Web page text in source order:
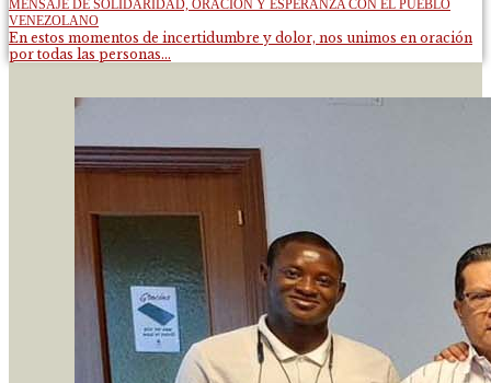
MENSAJE DE SOLIDARIDAD, ORACIÓN Y ESPERANZA CON EL PUEBLO
VENEZOLANO
En estos momentos de incertidumbre y dolor, nos unimos en oración
por todas las personas...